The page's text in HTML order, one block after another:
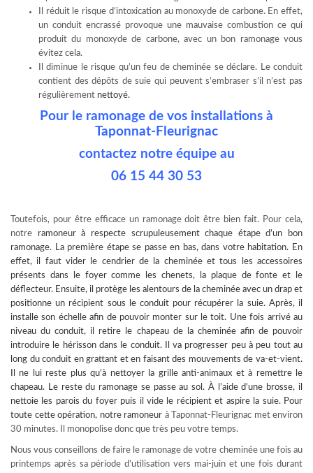
Il réduit le risque d’intoxication au monoxyde de carbone. En effet,
un conduit encrassé provoque une mauvaise combustion ce qui
produit du monoxyde de carbone, avec un bon ramonage vous
évitez cela.
Il diminue le risque qu’un feu de cheminée se déclare. Le conduit
contient des dépôts de suie qui peuvent s’embraser s’il n’est pas
régulièrement nettoyé.
Pour le ramonage de vos installations à
Taponnat-Fleurignac
contactez notre équipe au
06 15 44 30 53
Toutefois, pour être efficace un ramonage doit être bien fait. Pour cela,
notre
ramoneur à respecte scrupuleusement chaque étape d’un bon
ramonage. La première étape se passe en bas, dans votre habitation. En
effet, il faut vider le cendrier de la cheminée et tous les accessoires
présents dans le foyer comme les chenets, la plaque de fonte et le
déflecteur. Ensuite, il protège les alentours de la cheminée avec un drap et
positionne un récipient sous le conduit pour récupérer la suie. Après, il
installe son échelle afin de pouvoir monter sur le toit. Une fois arrivé au
niveau du conduit, il retire le chapeau de la cheminée afin de pouvoir
introduire le hérisson dans le conduit. Il va progresser peu à peu tout au
long du conduit en grattant et en faisant des mouvements de va-et-vient.
Il ne lui reste plus qu’à nettoyer la grille anti-animaux et à remettre le
chapeau. Le reste du ramonage se passe au sol. À l’aide d’une brosse, il
nettoie les parois du foyer puis il vide le récipient et aspire la suie. Pour
toute cette opération, notre ramoneur à Taponnat-Fleurignac met environ
30 minutes. Il monopolise donc que très peu votre temps.
Nous vous conseillons de faire le ramonage de votre cheminée une fois au
printemps après sa période d’utilisation vers mai-juin et une fois durant